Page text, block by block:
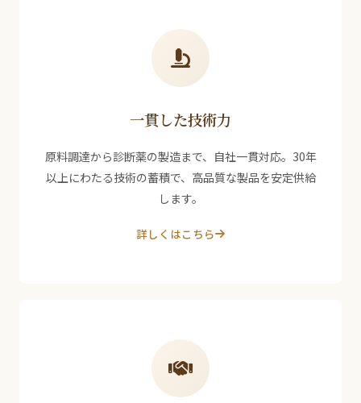
一貫した技術力
原料調達から診断薬の製造まで、自社一貫対応。30年
以上にわたる技術の蓄積で、高品質な製品を安定供給
します。
詳しくはこちら